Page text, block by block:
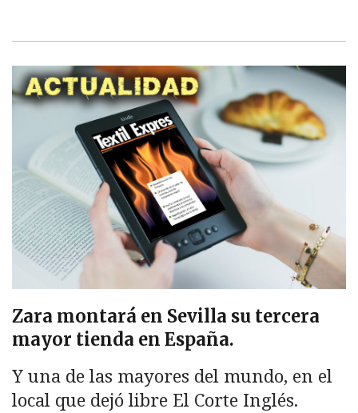
Zara montará en Sevilla su tercera
mayor tienda en España.
Y una de las mayores del mundo, en el
local que dejó libre El Corte Inglés.